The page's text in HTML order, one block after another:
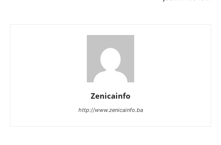
Zenicainfo
http://www.zenicainfo.ba